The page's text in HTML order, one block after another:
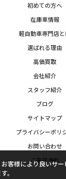
初めての方へ
在庫車情報
軽自動車専門店
選ばれる理由
高価買取
会社紹介
スタッフ紹介
ブログ
サイトマップ
プライバシーポリ
お問い合わせ
ご来店予約
客様により良いサ
。